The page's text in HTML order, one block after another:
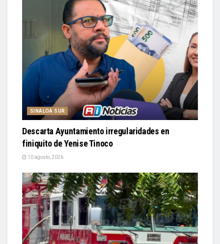
SINALOA SUR
Descarta Ayuntamiento irregularidades en
finiquito de Yenise Tinoco
10 agosto, 2026